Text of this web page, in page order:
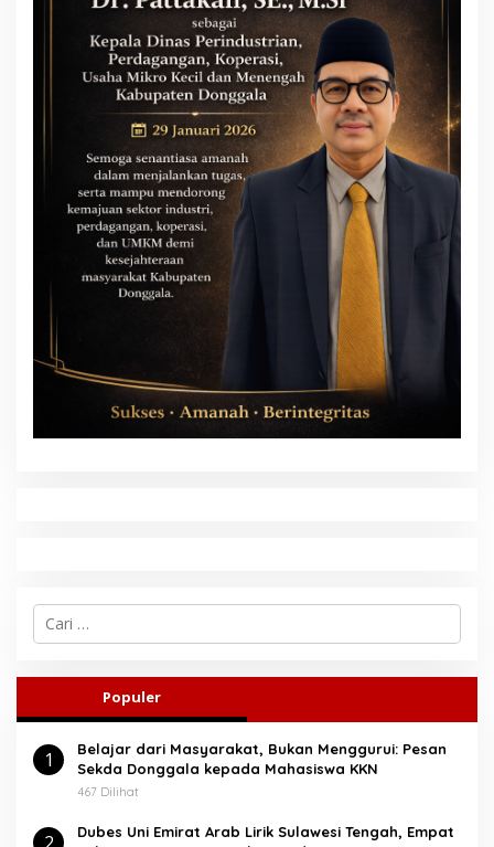
C
i
n
u
k
Populer
1
Belajar dari Masyarakat, Bukan Menggurui: Pesan
Sekda Donggala kepada Mahasiswa KKN
467 Dilihat
Dubes Uni Emirat Arab Lirik Sulawesi Tengah, Empat